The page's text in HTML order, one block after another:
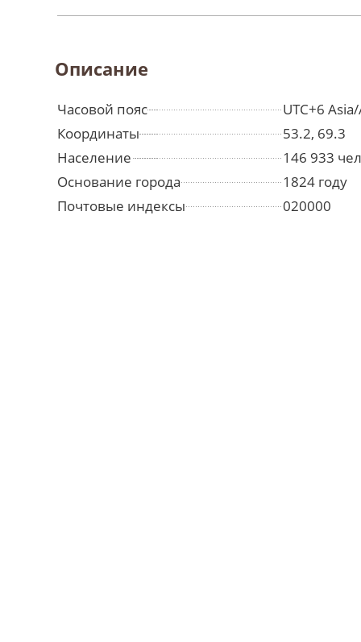
Описание
Часовой пояс
UTC+6
Координаты
53.2, 69.3
Население
146 933
Основание города
1824 году
Почтовые индексы
020000